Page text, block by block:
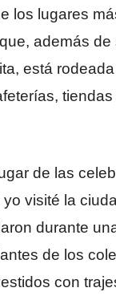
los lugares
además de
está
de las
visité la
durante
de los
con